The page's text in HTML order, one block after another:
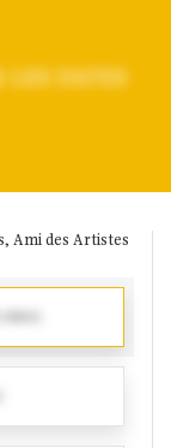
LES DATES
Ami des Artistes